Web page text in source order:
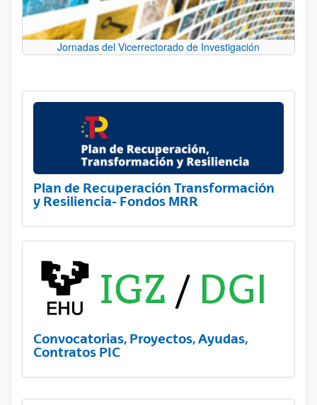
Jornadas del Vicerrectorado de Investigación
Plan de Recuperación Transformación
y Resiliencia- Fondos MRR
Convocatorias, Proyectos, Ayudas,
Contratos PIC